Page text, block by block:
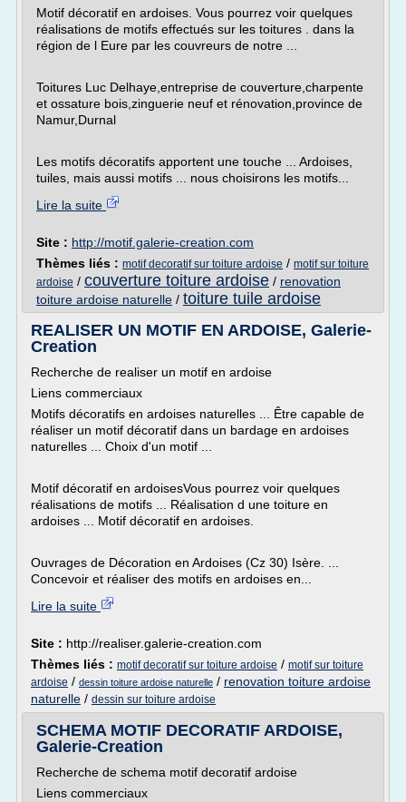
Motif décoratif en ardoises. Vous pourrez voir quelques
réalisations de motifs effectués sur les toitures . dans la
région de l Eure par les couvreurs de notre ...
Toitures Luc Delhaye,entreprise de couverture,charpente
et ossature bois,zinguerie neuf et rénovation,province de
Namur,Durnal
Les motifs décoratifs apportent une touche ... Ardoises,
tuiles, mais aussi motifs ... nous choisirons les motifs...
Lire la suite
Site : http://motif.galerie-creation.com
Thèmes liés : motif decoratif sur toiture ardoise / motif sur toiture
ardoise / couverture toiture ardoise / renovation
toiture ardoise naturelle / toiture tuile ardoise
REALISER UN MOTIF EN ARDOISE, Galerie-
Creation
Recherche de realiser un motif en ardoise
Liens commerciaux
Motifs décoratifs en ardoises naturelles ... Être capable de
réaliser un motif décoratif dans un bardage en ardoises
naturelles ... Choix d'un motif ...
Motif décoratif en ardoisesVous pourrez voir quelques
réalisations de motifs ... Réalisation d une toiture en
ardoises ... Motif décoratif en ardoises.
Ouvrages de Décoration en Ardoises (Cz 30) Isère. ...
Concevoir et réaliser des motifs en ardoises en...
Lire la suite
Site : http://realiser.galerie-creation.com
Thèmes liés : motif decoratif sur toiture ardoise / motif sur toiture
ardoise / dessin toiture ardoise naturelle / renovation toiture ardoise
naturelle / dessin sur toiture ardoise
SCHEMA MOTIF DECORATIF ARDOISE,
Galerie-Creation
Recherche de schema motif decoratif ardoise
Liens commerciaux